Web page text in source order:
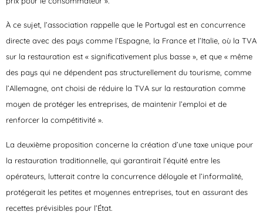
À ce sujet, l’association rappelle que le Portugal est en concurrence
directe avec des pays comme l’Espagne, la France et l’Italie, où la TVA
sur la restauration est « significativement plus basse », et que « même
des pays qui ne dépendent pas structurellement du tourisme, comme
l’Allemagne, ont choisi de réduire la TVA sur la restauration comme
moyen de protéger les entreprises, de maintenir l’emploi et de
renforcer la compétitivité ».
La deuxième proposition concerne la création d’une taxe unique pour
la restauration traditionnelle, qui garantirait l’équité entre les
opérateurs, lutterait contre la concurrence déloyale et l’informalité,
protégerait les petites et moyennes entreprises, tout en assurant des
recettes prévisibles pour l’État.